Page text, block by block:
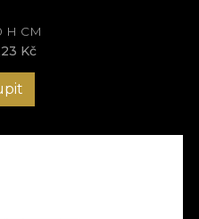
H CM
Kč